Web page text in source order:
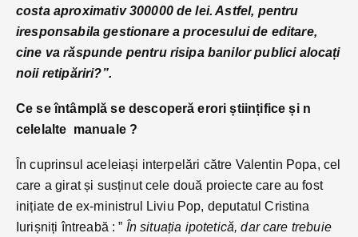
costa aproximativ 300000 de lei. Astfel, pentru
iresponsabila gestionare a procesului de editare,
cine va răspunde pentru risipa banilor publici alocați
noii retipăriri?”.
Ce se întâmplă se descoperă erori științifice și n
celelalte manuale ?
În cuprinsul aceleiași interpelări către Valentin Popa, cel
care a girat și susținut cele două proiecte care au fost
inițiate de ex-ministrul Liviu Pop, deputatul Cristina
Iurișniți întreabă : ” În situația ipotetică, dar care trebuie